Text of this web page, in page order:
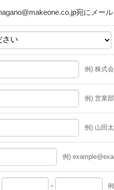
宛にメール
例) 株式
例) 営業部
例) 山田
例)
-